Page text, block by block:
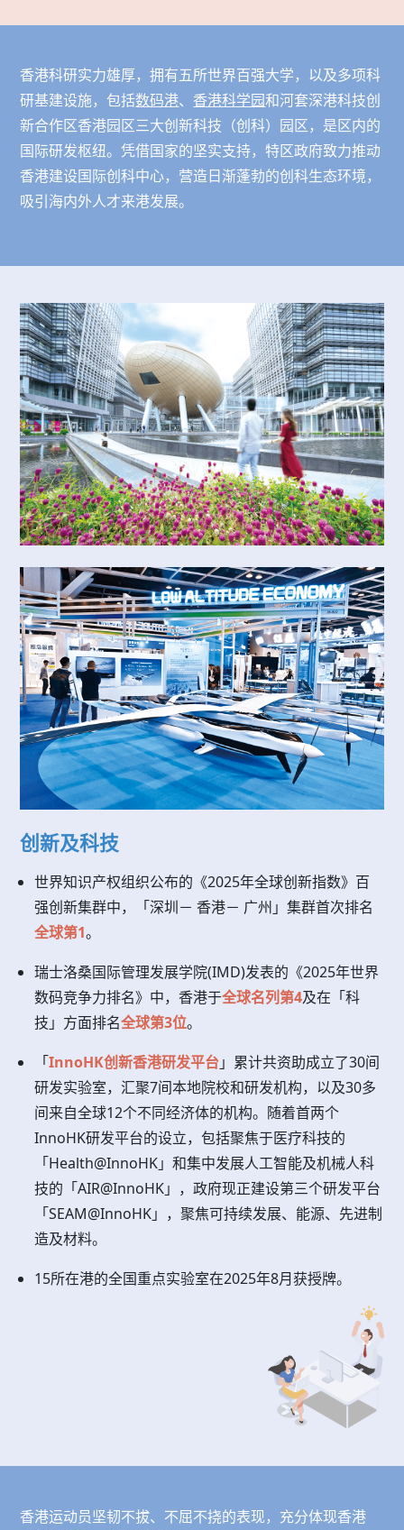
香港科研实力雄厚，拥有五所世界百强大学，以及多项科
研基建设施，包括数码港、 香港科学园和河套深港科技创
新合作区香港园区三大创新科技（创科）园区，是区内的
国际研发枢纽。凭借国家的坚实支持，特区政府致力推动
香港建设国际创科中心，营造日渐蓬勃的创科生态环境，
吸引海内外人才来港发展。
创新及科技
世界知识产权组织公布的《2025年全球创新指数》百
强创新集群中，「深圳－ 香港－ 广州」集群首次排名
全球第1。
瑞士洛桑国际管理发展学院(IMD)发表的《2025年世界
数码竞争力排名》中，香港于全球名列第4及在「科
技」方面排名全球第3位。
「InnoHK创新香港研发平台」累计共资助成立了30间
研发实验室，汇聚7间本地院校和研发机构，以及30多
间来自全球12个不同经济体的机构。随着首两个
InnoHK研发平台的设立，包括聚焦于医疗科技的
「Health@InnoHK」和集中发展人工智能及机械人科
技的「AIR@InnoHK」，政府现正建设第三个研发平台
「SEAM@InnoHK」，聚焦可持续发展、能源、先进制
造及材料。
15所在港的全国重点实验室在2025年8月获授牌。
香港运动员坚韧不拔、不屈不挠的表现，充分体现香港